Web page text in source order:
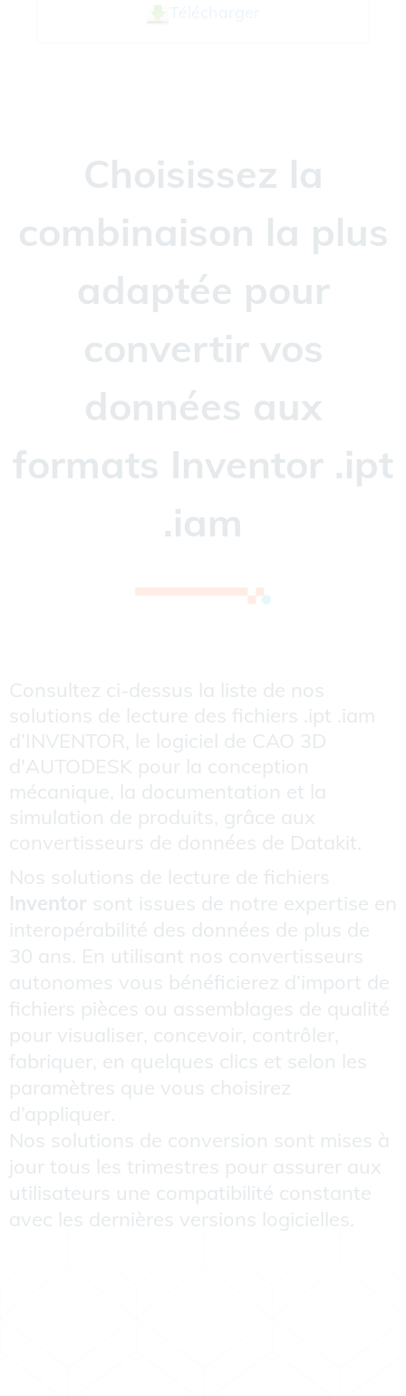
Choisissez la
combinaison la plus
adaptée pour
convertir vos
données aux
formats Inventor .ipt
.iam
Consultez ci-dessus la liste de nos
solutions de lecture des fichiers .ipt .iam
d’INVENTOR, le logiciel de CAO 3D
d'AUTODESK pour la conception
mécanique, la documentation et la
simulation de produits, grâce aux
convertisseurs de données de Datakit.
Nos solutions de lecture de fichiers
Inventor sont issues de notre expertise en
interopérabilité des données de plus de
30 ans. En utilisant nos convertisseurs
autonomes vous bénéficierez d’import de
fichiers pièces ou assemblages de qualité
pour visualiser, concevoir, contrôler,
fabriquer, en quelques clics et selon les
paramètres que vous choisirez
d’appliquer.
Nos solutions de conversion sont mises à
jour tous les trimestres pour assurer aux
utilisateurs une compatibilité constante
avec les dernières versions logicielles.